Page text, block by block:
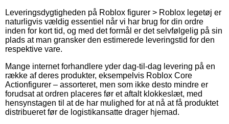
Leveringsdygtigheden på Roblox figurer > Roblox legetøj er
naturligvis vældig essentiel når vi har brug for din ordre
inden for kort tid, og med det formål er det selvfølgelig på sin
plads at man gransker den estimerede leveringstid for den
respektive vare.
Mange internet forhandlere yder dag-til-dag levering på en
række af deres produkter, eksempelvis Roblox Core
Actionfigurer – assorteret, men som ikke desto mindre er
forudsat at ordren placeres før et aftalt klokkeslæt, med
hensynstagen til at de har mulighed for at nå at få produktet
distribueret før de logistikansatte drager hjemad.